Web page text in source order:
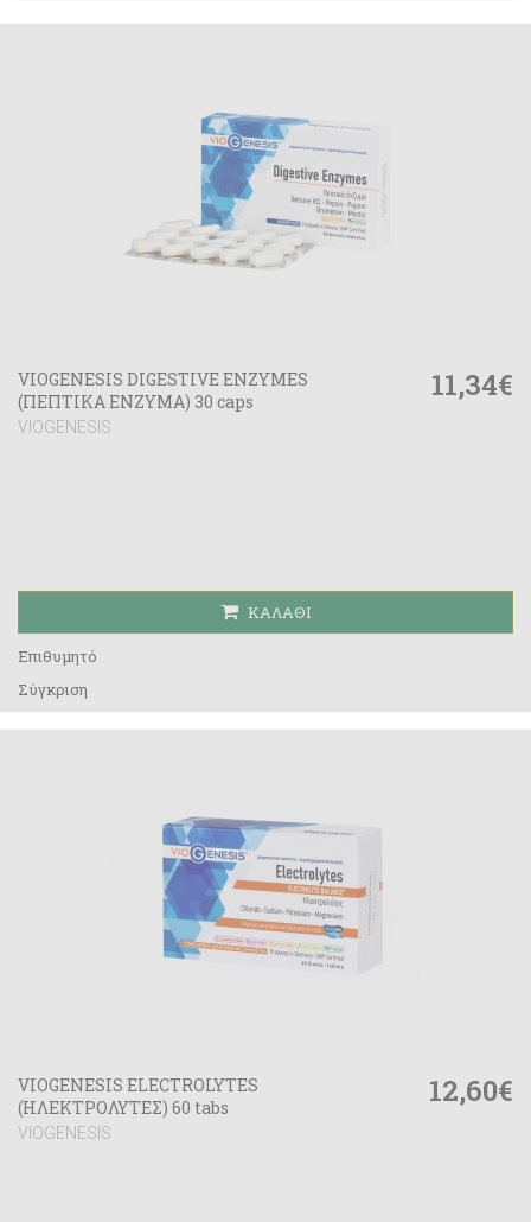
VIOGENESIS DIGESTIVE ENZYMES
(ΠΕΠΤΙΚΑ ΕΝΖΥΜΑ) 30 caps
VIOGENESIS
11,34€
ΚΑΛΆΘΙ
Επιθυμητό
Σύγκριση
VIOGENESIS ELECTROLYTES
(ΗΛΕΚΤΡΟΛΥΤΕΣ) 60 tabs
VIOGENESIS
12,60€